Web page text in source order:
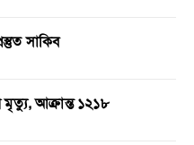
সাকিব
আক্রান্ত ১২১৮